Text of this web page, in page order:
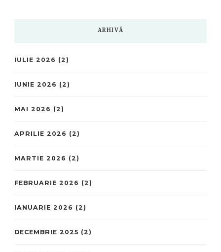
ARHIVĂ
IULIE 2026 (2)
IUNIE 2026 (2)
MAI 2026 (2)
APRILIE 2026 (2)
MARTIE 2026 (2)
FEBRUARIE 2026 (2)
IANUARIE 2026 (2)
DECEMBRIE 2025 (2)